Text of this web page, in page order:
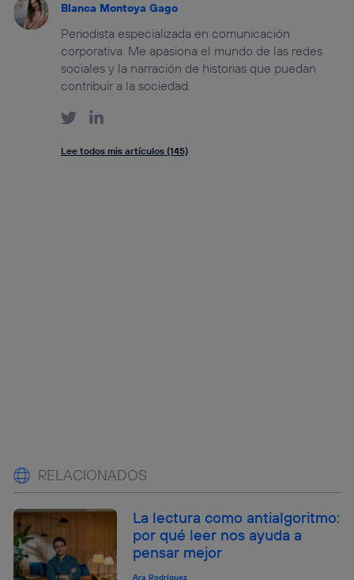
Blanca Montoya Gago
Periodista especializada en comunicación
corporativa. Me apasiona el mundo de las redes
sociales y la narración de historias que puedan
contribuir a la sociedad.
Lee todos mis artículos (145)
RELACIONADOS
La lectura como antialgoritmo:
por qué leer nos ayuda a
pensar mejor
Ara Rodríguez